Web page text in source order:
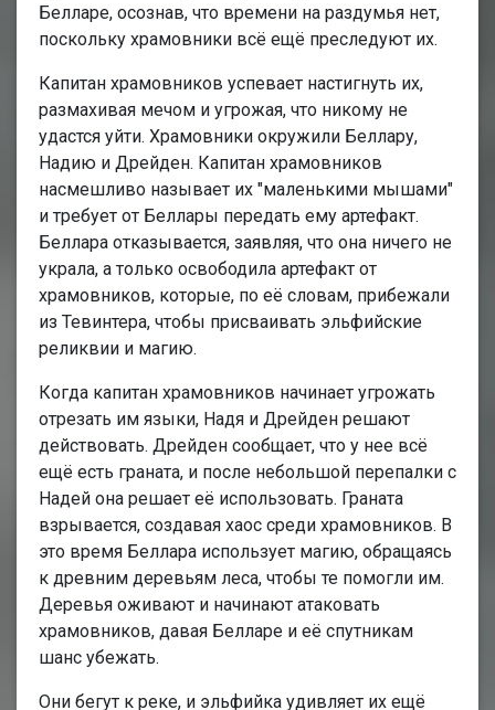
Белларе, осознав, что времени на раздумья нет,
поскольку храмовники всё ещё преследуют их.
Капитан храмовников успевает настигнуть их,
размахивая мечом и угрожая, что никому не
удастся уйти. Храмовники окружили Беллару,
Надию и Дрейден. Капитан храмовников
насмешливо называет их "маленькими мышами"
и требует от Беллары передать ему артефакт.
Беллара отказывается, заявляя, что она ничего не
украла, а только освободила артефакт от
храмовников, которые, по её словам, прибежали
из Тевинтера, чтобы присваивать эльфийские
реликвии и магию.
Когда капитан храмовников начинает угрожать
отрезать им языки, Надя и Дрейден решают
действовать. Дрейден сообщает, что у нее всё
ещё есть граната, и после небольшой перепалки с
Надей она решает её использовать. Граната
взрывается, создавая хаос среди храмовников. В
это время Беллара использует магию, обращаясь
к древним деревьям леса, чтобы те помогли им.
Деревья оживают и начинают атаковать
храмовников, давая Белларе и её спутникам
шанс убежать.
Они бегут к реке, и эльфийка удивляет их ещё